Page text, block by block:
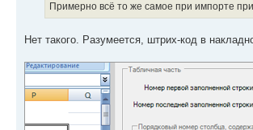
Примерно всё то же самое при импорте
Нет такого. Разумеется, штрих-код в